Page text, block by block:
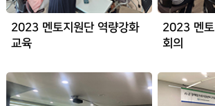
2023 멘토지원단 역량강화
교육
2023 멘토
회의